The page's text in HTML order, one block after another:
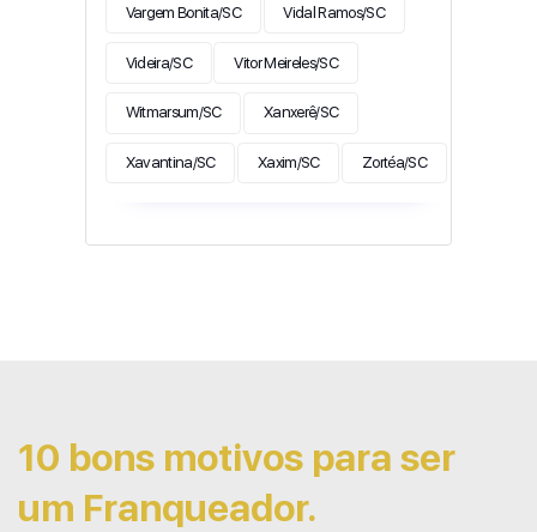
Vargem Bonita/SC Vidal Ramos/SC
Videira/SC Vitor Meireles/SC
Witmarsum/SC Xanxerê/SC
Xavantina/SC Xaxim/SC Zortéa/SC
10 bons motivos para ser
um Franqueador.